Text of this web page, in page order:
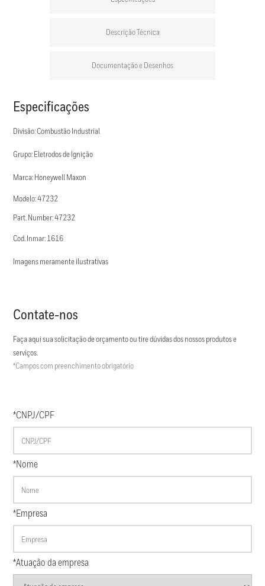
Descrição Técnica
Documentação e Desenhos
Especificações
Divisão: Combustão Industrial
Grupo: Eletrodos de Ignição
Marca: Honeywell Maxon
Modelo: 47232
Part. Number: 47232
Cod. Inmar: 1616
Imagens meramente ilustrativas
Contate-nos
Faça aqui sua solicitação de orçamento ou tire dúvidas dos nossos produtos e
serviços.
*Campos com preenchimento obrigatório
*CNPJ/CPF
*Nome
*Empresa
*Atuação da empresa